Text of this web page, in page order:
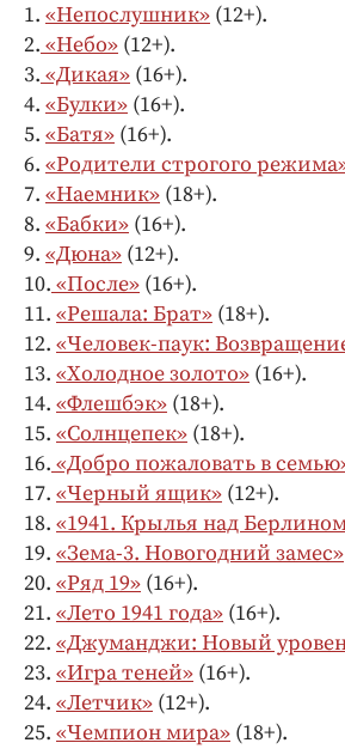
1. «Непослушник» (12+).
2. «Небо» (12+).
3. «Дикая» (16+).
4. «Булки» (16+).
5. «Батя» (16+).
6. «Родители строгого
7. «Наемник» (18+).
8. «Бабки» (16+).
9. «Дюна» (12+).
10. «После» (16+).
11. «Решала: Брат» (18+).
12. «Человек-паук:
13. «Холодное золото» (16+).
14. «Флешбэк» (18+).
15. «Солнцепек» (18+).
16. «Добро пожаловать в
17. «Черный ящик» (12+).
18. «1941. Крылья над
19. «Зема-3. Новогодний замес»
20. «Ряд 19» (16+).
21. «Лето 1941 года» (16+).
22. «Джуманджи: Новый
23. «Игра теней» (16+).
24. «Летчик» (12+).
25. «Чемпион мира» (18+).